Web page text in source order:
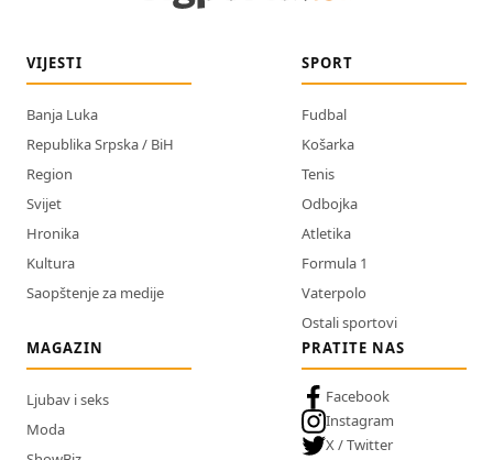
VIJESTI
Banja Luka
Republika Srpska / BiH
Region
Svijet
Hronika
Kultura
Saopštenje za medije
SPORT
Fudbal
Košarka
Tenis
Odbojka
Atletika
Formula 1
Vaterpolo
Ostali sportovi
MAGAZIN
Ljubav i seks
Moda
PRATITE NAS
Facebook
Instagram
X / Twitter